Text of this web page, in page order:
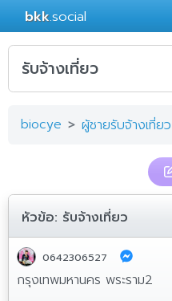
bkk.social
รับจ้างเที่ยว
biocye ผู้ชายรับจ้างเที่ยว
หัวข้อ: รับจ้างเที่ยว
0642306527
กรุงเทพมหานคร พระราม2